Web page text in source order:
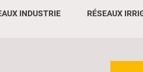
INDUSTRIE RÉSEAUX